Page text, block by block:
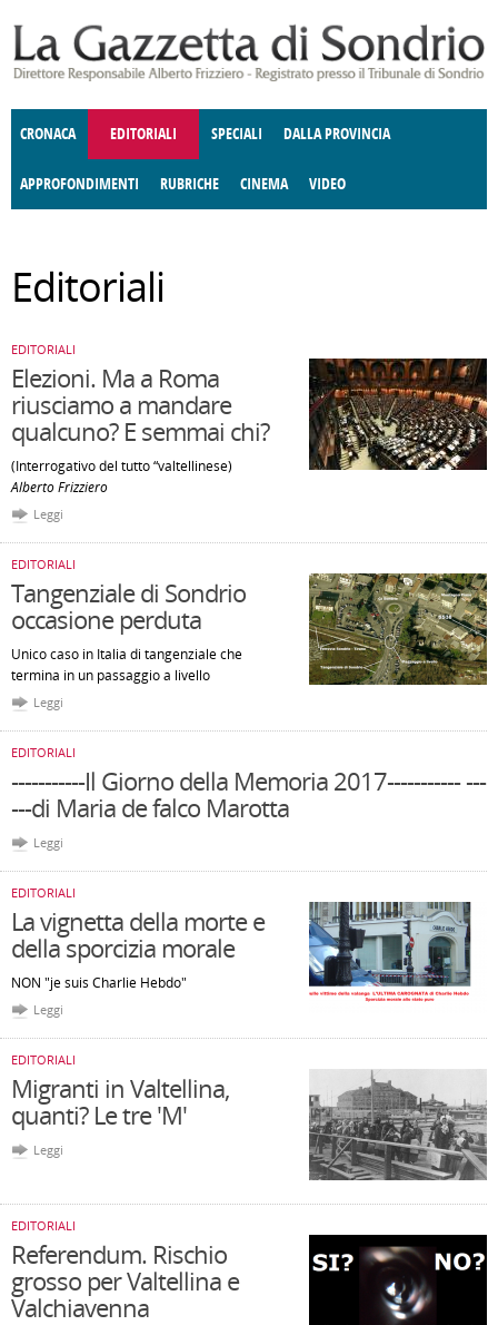
CRONACA EDITORIALI SPECIALI DALLA PROVINCIA
APPROFONDIMENTI
E SPETTACOLI POLITICA
RUBRICHE
DELLE IDEE FATTI DELLO SPIRITO
CINEMA VIDEO
Editoriali
EDITORIALI
Elezioni. Ma a Roma
riusciamo a mandare
qualcuno? E semmai chi?
(Interrogativo del tutto “valtellinese)
Alberto Frizziero
Leggi
EDITORIALI
Tangenziale di Sondrio
occasione perduta
Unico caso in Italia di tangenziale che
termina in un passaggio a livello
Leggi
EDITORIALI
-----------Il Giorno della Memoria 2017----------- ---
---di Maria de falco Marotta
Leggi
EDITORIALI
La vignetta della morte e
della sporcizia morale
NON "je suis Charlie Hebdo"
Leggi
EDITORIALI
Migranti in Valtellina,
quanti? Le tre 'M'
Leggi
EDITORIALI
Referendum. Rischio
grosso per Valtellina e
Valchiavenna